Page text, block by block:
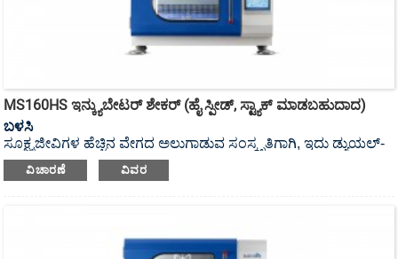
MS160HS ಇನ್ಕ್ಯುಬೇಟರ್ ಶೇಕರ್ (ಹೈ ಸ್ಪೀಡ್, ಸ್ಟ್ಯಾಕ್ ಮಾಡಬಹುದಾದ)
ಬಳಸಿ
ಸೂಕ್ಷ್ಮಜೀವಿಗಳ ಹೆಚ್ಚಿನ ವೇಗದ ಅಲುಗಾಡುವ ಸಂಸ್ಕೃತಿಗಾಗಿ, ಇದು ಡ್ಯುಯಲ್-
ಮೋಟಾರ್ ಮತ್ತು ಡ್ಯುಯಲ್-ಶೇಕಿಂಗ್ ಟ್ರೇ ಹೊಂದಿರುವ UV ಕ್ರಿಮಿನಾಶಕ
ಸ್ಟ್ಯಾಕ್ ಮಾಡಬಹುದಾದ ಇನ್ಕ್ಯುಬೇಟರ್ ಶೇಕರ್ ಆಗಿದೆ.
ವಿಚಾರಣೆ ವಿವರ